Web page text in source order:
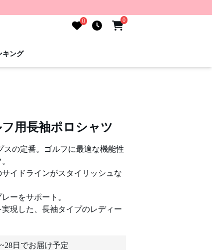
0 0
キング
用長袖ポロシャツ
スの定番。ゴルフに最適な機能性
イドラインがスタイリッシュな
ーをサポート。
現した、長袖タイプのレディー
日でお届け予定